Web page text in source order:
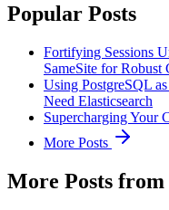
Popular Posts
Fortifying Sessions
SameSite for Robust
Using PostgreSQL
Need Elasticsearch
Supercharging Your
More Posts
More Posts from